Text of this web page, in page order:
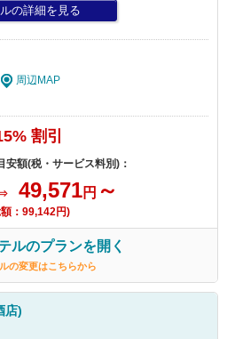
の詳細を見る
周辺MAP
割引
安額(税・サービス料別)：
49,571円 ～
：99,142円)
ルのプランを開く
の変更はこちらから
店)